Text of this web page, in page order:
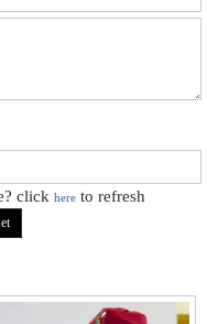
clickhere to refresh